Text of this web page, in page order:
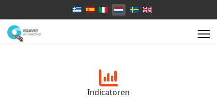
Select your language
Indicatoren